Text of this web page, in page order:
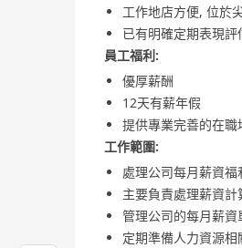
工作地店方便, 位於
已有明確定期表現評
員工福利:
優厚薪酬
12天有薪年假
提供專業完善的在職
工作範圍:
處理公司每月薪資福
主要負責處理薪資
管理公司的每月薪資
定期準備人力資源